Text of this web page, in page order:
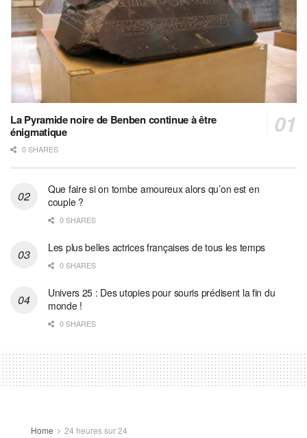
La Pyramide noire de Benben continue à être
énigmatique
0 SHARES
Que faire si on tombe amoureux alors qu’on est en
couple ?
0 SHARES
Les plus belles actrices françaises de tous les temps
0 SHARES
Univers 25 : Des utopies pour souris prédisent la fin du
monde !
0 SHARES
Home 24 heures sur 24